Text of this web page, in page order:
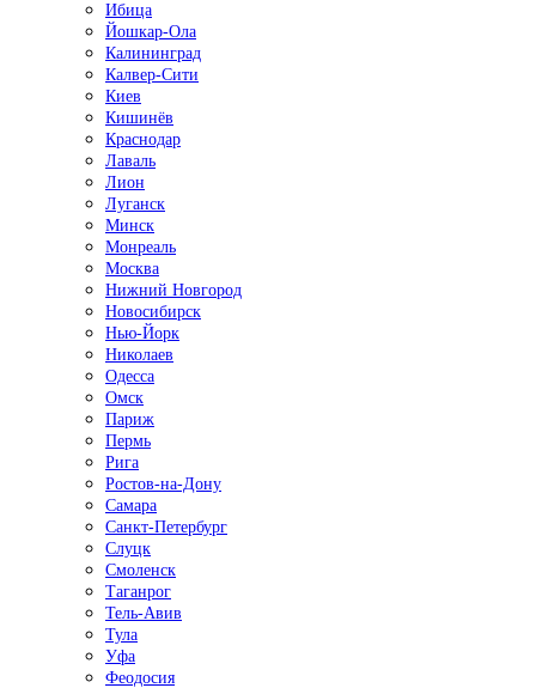
Ибица
Йошкар-Ола
Калининград
Калвер-Сити
Киев
Кишинёв
Краснодар
Лаваль
Лион
Луганск
Минск
Монреаль
Москва
Нижний Новгород
Новосибирск
Нью-Йорк
Николаев
Одесса
Омск
Париж
Пермь
Рига
Ростов-на-Дону
Самара
Санкт-Петербург
Слуцк
Смоленск
Таганрог
Тель-Авив
Тула
Уфа
Феодосия